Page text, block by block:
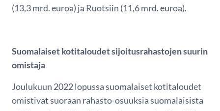
(13,3 mrd. euroa) ja Ruotsiin (11,6 mrd. euroa).
Suomalaiset kotitaloudet sijoitusrahastojen suurin
omistaja
Joulukuun 2022 lopussa suomalaiset kotitaloudet
omistivat suoraan rahasto-osuuksia suomalaisista